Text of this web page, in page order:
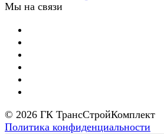
Мы на связи
© 2026 ГК ТрансСтройКомплект
Политика конфиденциальности